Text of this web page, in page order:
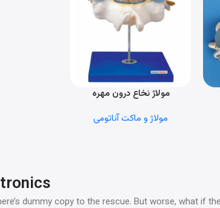
اطلاعات بیشتر
مولاژ نخاع درون مهره
مولاژ و ماکت آناتومی
dummy copy to the rescue. But worse, what if